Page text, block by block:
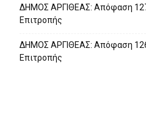
ΔΗΜΟΣ ΑΡΓΙΘΕΑΣ: Απόφαση
Επιτροπής
ΔΗΜΟΣ ΑΡΓΙΘΕΑΣ: Απόφαση
Επιτροπής